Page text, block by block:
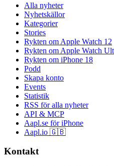
Alla nyheter
Nyhetskällor
Kategorier
Stories
Rykten om Apple Watch 12
Rykten om Apple Watch
Rykten om iPhone 18
Podd
Skapa konto
Events
Statistik
RSS för alla nyheter
API & MCP
Aapl.se för iPhone
Aapl.io 🇬🇧
Kontakt